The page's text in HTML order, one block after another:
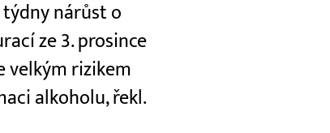
týdny nárůst o
ze 3. prosince
velkým rizikem
alkoholu, řekl.